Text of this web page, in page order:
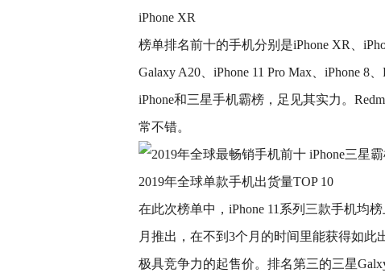
iPhone XR
榜单排名前十的手机分别是iPhone XR、
Galaxy A20、iPhone 11 Pro Max、iPhone 8
iPhone和三星手机霸榜，足见其实力。
常不错。
2019年全球单款手机出货量TOP 10
在此次榜单中，iPhone 11系列三款手机均
月推出，在不到3个月的时间里能获得如此
极具竞争力的起售价。排名第三的三星